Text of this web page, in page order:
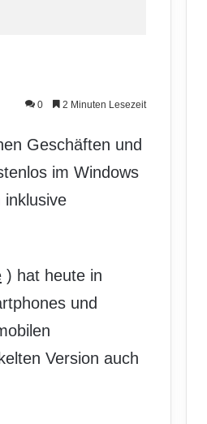
0 2 Minuten Lesezeit
Geschäften und
im Windows
inklusive
) hat heute in
und
Version auch